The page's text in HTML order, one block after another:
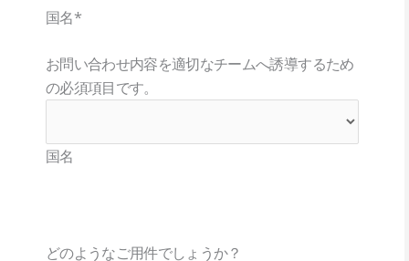
国名*
お問い合わせ内容を適切なチームへ誘導するため
の必須項目です。
国名
どのようなご用件でしょうか？